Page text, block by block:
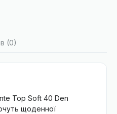
(0)
Top Soft 40 Den
щоденної